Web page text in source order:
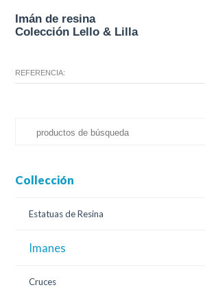
Imán de resina
Colección Lello & Lilla
momento.
REFERENCIA:
Collección
Estatuas de Resina
Imanes
Cruces